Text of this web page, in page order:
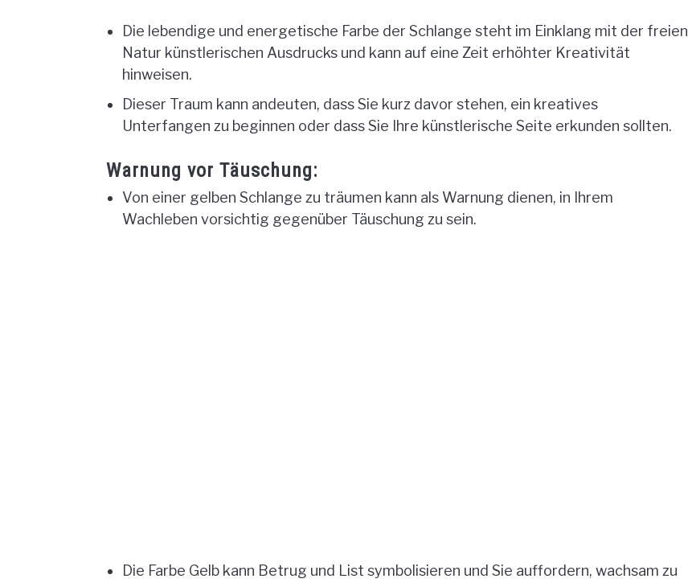
Die lebendige und energetische Farbe der Schlange steht im Einklang mit der freien
Natur künstlerischen Ausdrucks und kann auf eine Zeit erhöhter Kreativität
hinweisen.
Dieser Traum kann andeuten, dass Sie kurz davor stehen, ein kreatives
Unterfangen zu beginnen oder dass Sie Ihre künstlerische Seite erkunden sollten.
Warnung vor Täuschung:
Von einer gelben Schlange zu träumen kann als Warnung dienen, in Ihrem
Wachleben vorsichtig gegenüber Täuschung zu sein.
Die Farbe Gelb kann Betrug und List symbolisieren und Sie auffordern, wachsam zu